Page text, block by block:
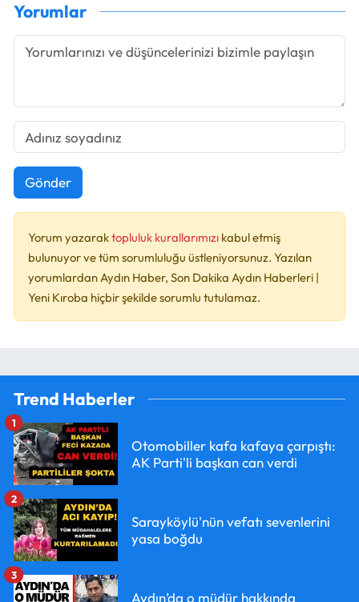
Yorumlar
Gönder
Yorum yazaraktopluluk kurallarımızı kabul etmiş
bulunuyor ve tüm sorumluluğu üstleniyorsunuz. Yazılan
yorumlardan Aydın Haber, Son Dakika Aydın Haberleri |
Yeni Kıroba hiçbir şekilde sorumlu tutulamaz.
Trend Haberler
Otomobiller kafa kafaya çarpıştı:
AK Parti'li başkan can verdi
1
Sarayköylü'nün vefatı sevenlerini
yasa boğdu
2
Aydın’da o müdür hakkında
3